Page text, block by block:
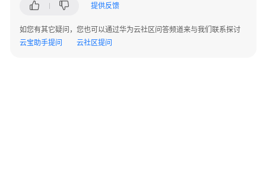
业
板
配
提供反馈
如您有其它疑问，您也可以通过华为云社区问答频道来与我们联系探讨
云宝助手提问
云社区提问